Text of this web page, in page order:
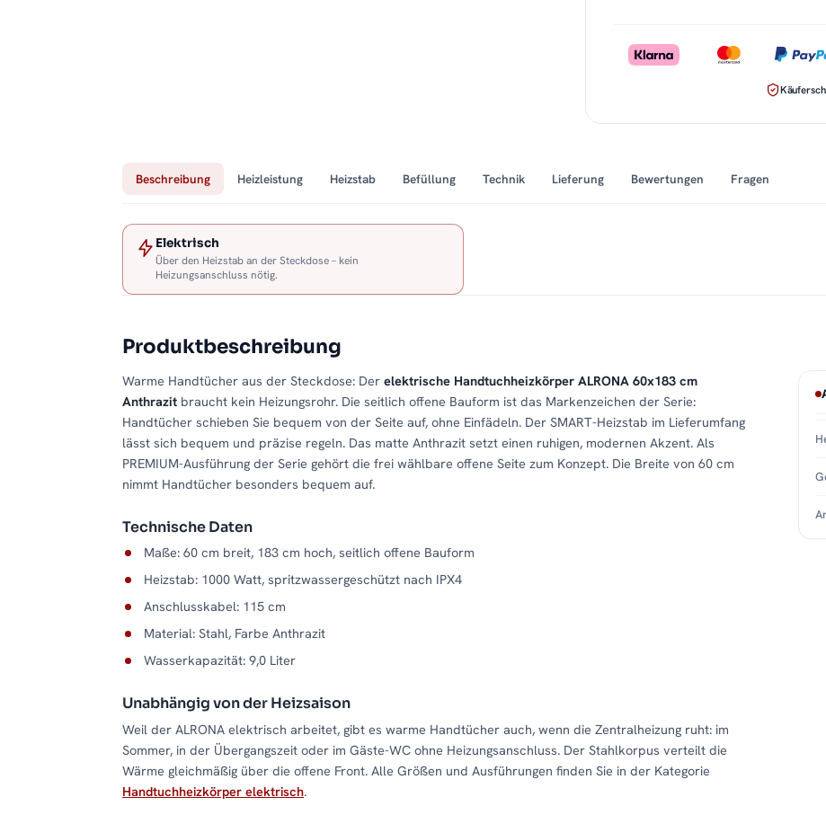
Beschreibung Heizleistung Heizstab Befüllung Technik Lieferung Bewertungen Fragen
Elektrisch
Über den Heizstab an der Steckdose – kein
Heizungsanschluss nötig.
Produktbeschreibung
Warme Handtücher aus der Steckdose: Der elektrische Handtuchheizkörper ALRONA 60x183 cm
Anthrazit braucht kein Heizungsrohr. Die seitlich offene Bauform ist das Markenzeichen der Serie:
Handtücher schieben Sie bequem von der Seite auf, ohne Einfädeln. Der SMART-Heizstab im Lieferumfang
lässt sich bequem und präzise regeln. Das matte Anthrazit setzt einen ruhigen, modernen Akzent. Als
PREMIUM-Ausführung der Serie gehört die frei wählbare offene Seite zum Konzept. Die Breite von 60 cm
nimmt Handtücher besonders bequem auf.
Technische Daten
Maße: 60 cm breit, 183 cm hoch, seitlich offene Bauform
Heizstab: 1000 Watt, spritzwassergeschützt nach IPX4
Anschlusskabel: 115 cm
Material: Stahl, Farbe Anthrazit
Wasserkapazität: 9,0 Liter
Unabhängig von der Heizsaison
Weil der ALRONA elektrisch arbeitet, gibt es warme Handtücher auch, wenn die Zentralheizung ruht: im
Sommer, in der Übergangszeit oder im Gäste-WC ohne Heizungsanschluss. Der Stahlkorpus verteilt die
Wärme gleichmäßig über die offene Front. Alle Größen und Ausführungen finden Sie in der Kategorie
Handtuchheizkörper elektrisch.